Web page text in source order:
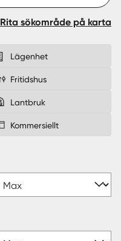
Rita sökområde på karta
Lägenhet
Fritidshus
Lantbruk
Kommersiellt